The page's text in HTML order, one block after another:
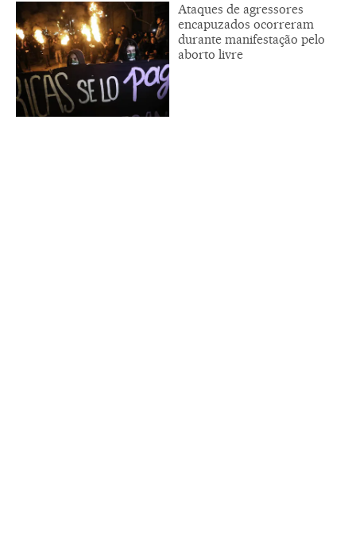
Ataques de agressores
encapuzados ocorreram
durante manifestação pelo
aborto livre